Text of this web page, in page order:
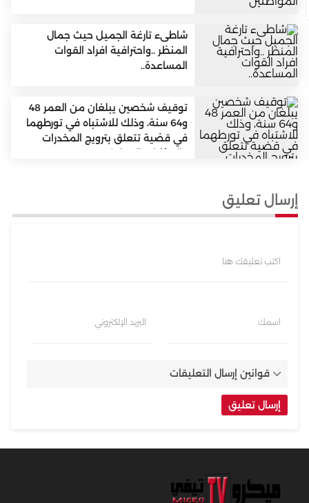
شاطىء تارغة الجميل حيث جمال
المنظر ..واحترافية افراد القوات
المساعدة..
توقيف شخصين يبلغان من العمر 48
و64 سنة، وذلك للاشتباه في تورطهما
في قضية تتعلق بترويج المخدرات
والمؤثرات العقلية
إرسال تعليق
اكتب تعليقك هنا
اسمك البريد الإلكتروني
قوانين إرسال التعليقات